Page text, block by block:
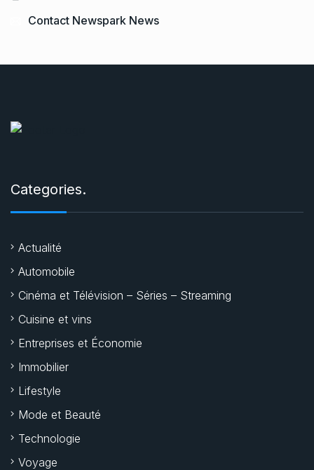
Contact Newspark News
Categories.
Actualité
Automobile
Cinéma et Télévision – Séries – Streaming
Cuisine et vins
Entreprises et Économie
Immobilier
Lifestyle
Mode et Beauté
Technologie
Voyage